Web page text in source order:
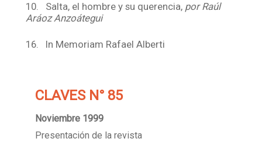
10. Salta, el hombre y su querencia, por Raúl
Aráoz Anzoátegui
16. In Memoriam Rafael Alberti
CLAVES N° 85
Noviembre 1999
Presentación de la revista